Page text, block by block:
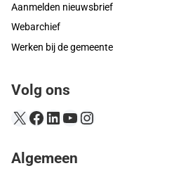
Aanmelden nieuwsbrief
Webarchief
Werken bij de gemeente
Volg ons
X Facebook
LinkedIn
YouTube
Instagram
Algemeen